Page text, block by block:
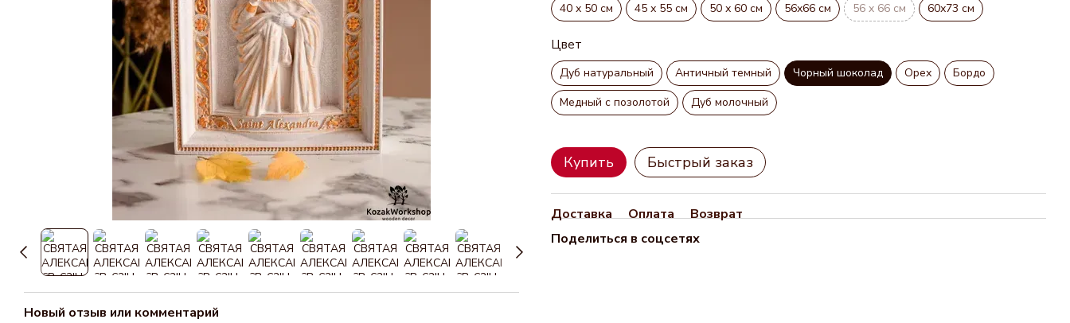
Новый отзыв или комментарий
40 х 50 см
45 х 55 см 50 х 60 см 56х66 см 56 x 66 см 60х73 см
Цвет
Дуб натуральный Античный темный Чорный шоколад Орех
Бордо
Медный с позолотой
Дуб молочный
Купить Быстрый заказ
Доставка Оплата
Возврат
Поделиться в соцсетях